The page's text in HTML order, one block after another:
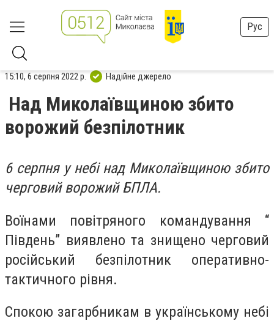
Рус
15:10, 6 серпня 2022 р. Надійне джерело
Над Миколаївщиною збито
ворожий безпілотник
6 серпня у небі над Миколаївщиною збито
черговий ворожий БПЛА.
Воїнами повітряного командування “
Південь” виявлено та знищено черговий
російський безпілотник оперативно-
тактичного рівня.
Спокою загарбникам в українському небі